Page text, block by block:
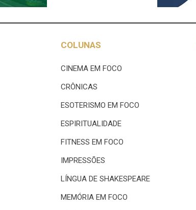
COLUNAS
CINEMA EM FOCO
CRÔNICAS
ESOTERISMO EM FOCO
ESPIRITUALIDADE
FITNESS EM FOCO
IMPRESSÕES
LÍNGUA DE SHAKESPEARE
MEMÓRIA EM FOCO